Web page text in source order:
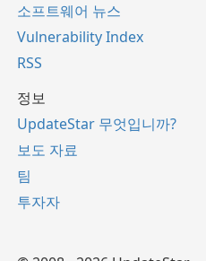
소프트웨어 뉴스
Vulnerability Index
RSS
정보
UpdateStar 무엇입니까?
보도 자료
팀
투자자